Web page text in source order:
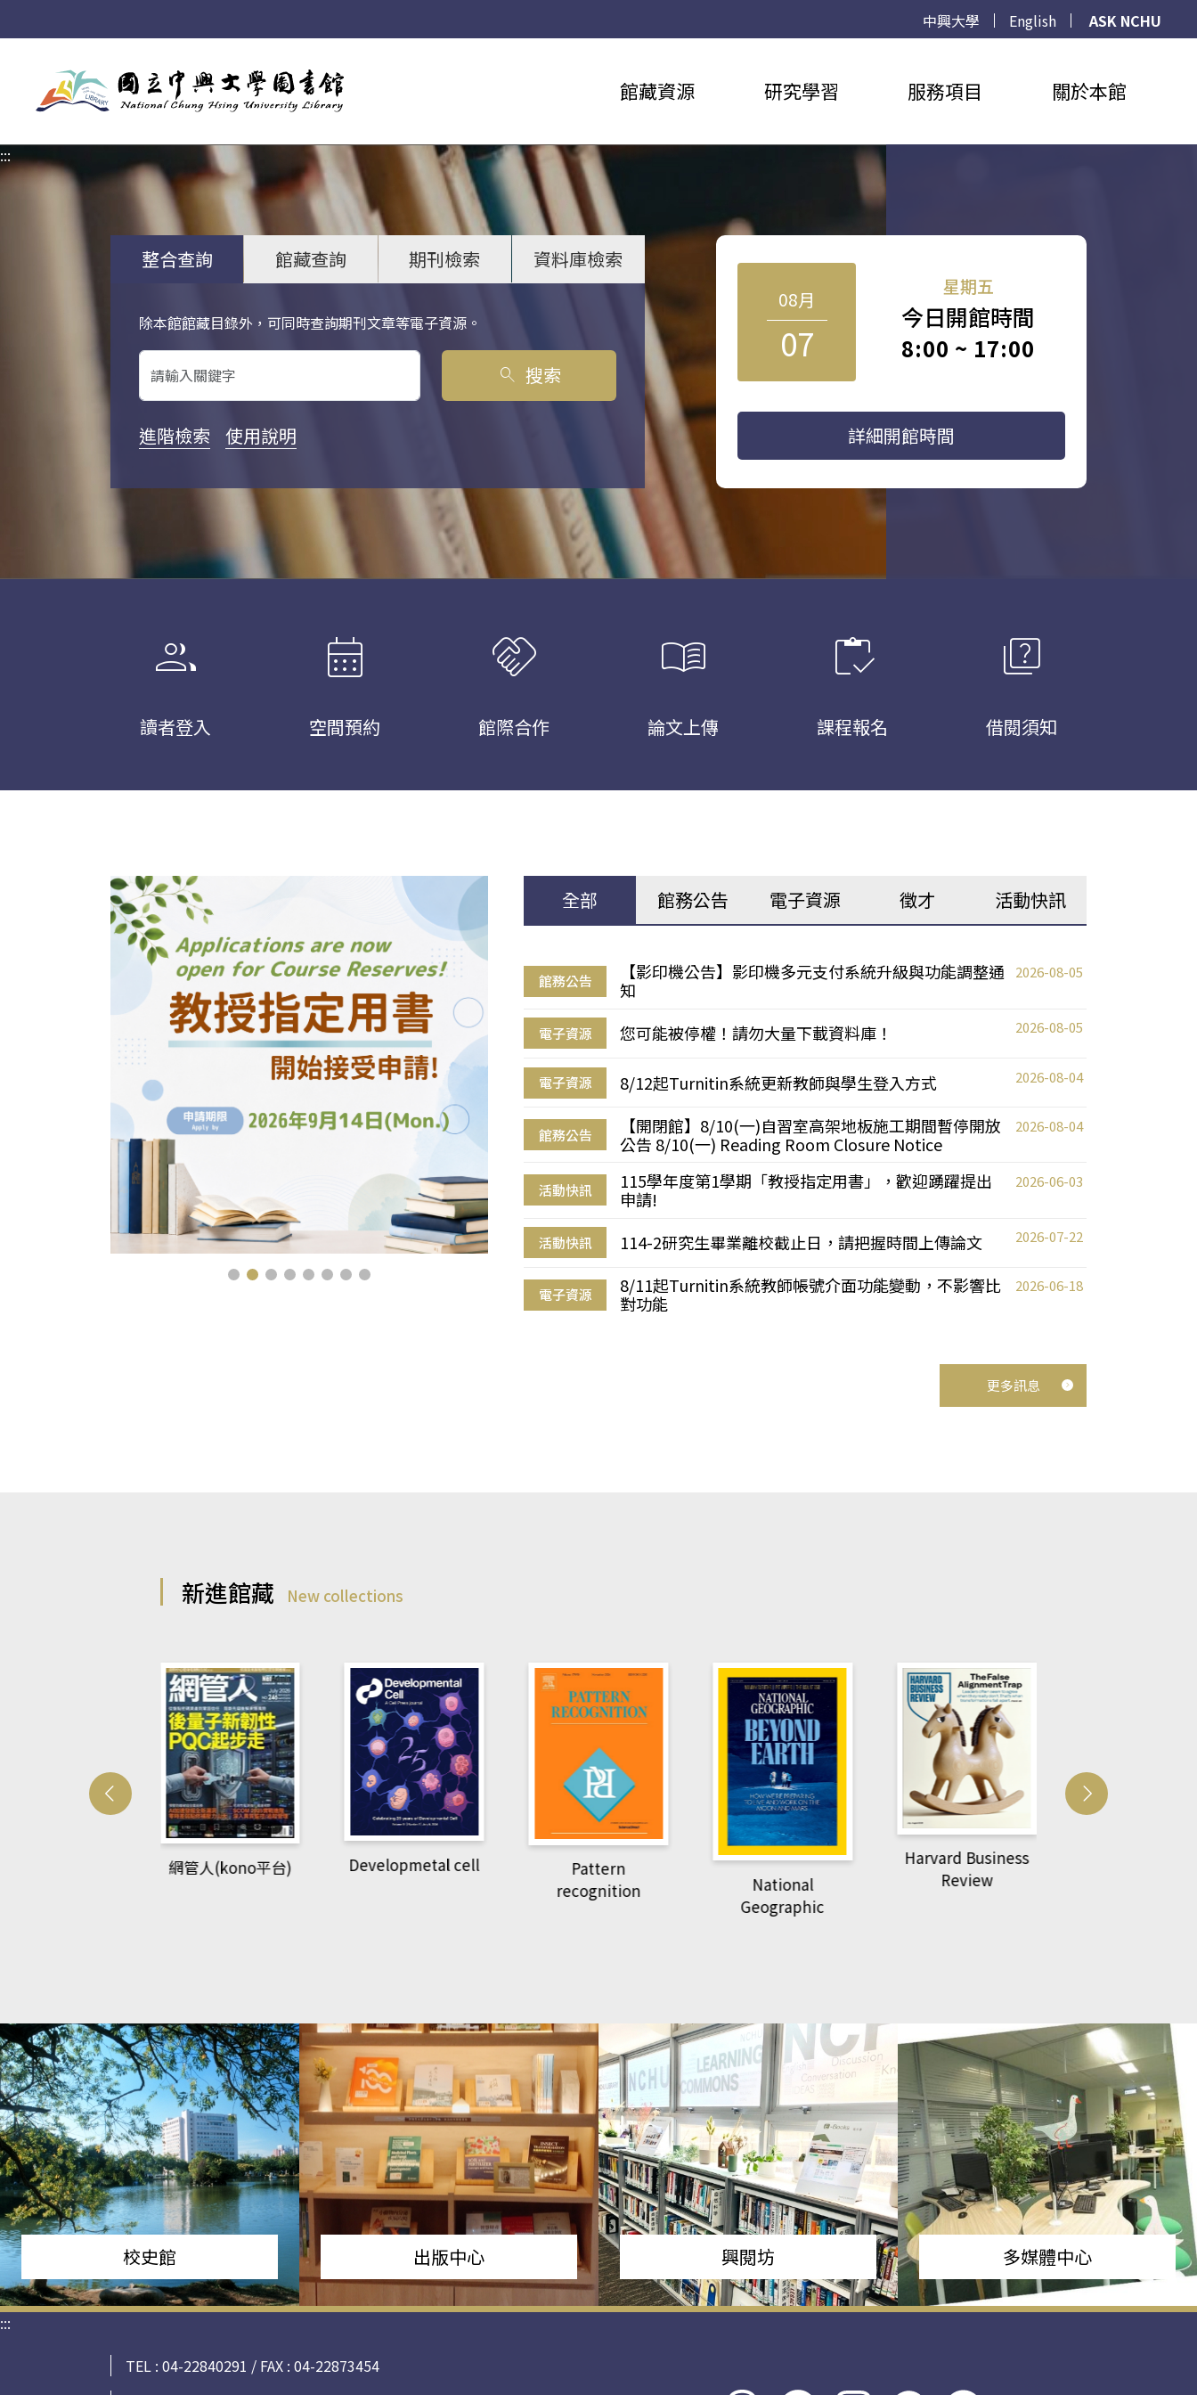
中興大學 English
ASK NCHU
館藏資源 研究學習 服務項目 關於本館
:::
整合查詢 館藏查詢 期刊檢索 資料庫檢索
除本館館藏目錄外，可同時查詢期刊文章等電子資源。
關鍵字搜尋
search 搜索
進階檢索 使用說明
08月
07
星期五
今日開館時間
8:00 ~ 17:00
詳細開館時間
group
讀者登入
calendar_month
空間預約
handshake
館際合作
menu_book
論文上傳
inventory
課程報名
quiz
借閱須知
全部 館務公告 電子資源 徵才 活動快訊
館務公告
【影印機公告】影印機多元支付系統升級與功能調整通
知
2026-08-05
電子資源 您可能被停權！請勿大量下載資料庫！ 2026-08-05
電子資源 8/12起Turnitin系統更新教師與學生登入方式 2026-08-04
館務公告
【開閉館】8/10(一)自習室高架地板施工期間暫停開放
公告 8/10(一) Reading Room Closure Notice
2026-08-04
活動快訊
115學年度第1學期「教授指定用書」，歡迎踴躍提出
申請!
2026-06-03
活動快訊 114-2研究生畢業離校截止日，請把握時間上傳論文 2026-07-22
電子資源
8/11起Turnitin系統教師帳號介面功能變動，不影響比
對功能
2026-06-18
更多訊息
新進館藏 New collections
網管人(kono平台) Developmetal cell
Pattern
recognition
National
Geographic
Harvard Business
Review
校史館 出版中心 興閱坊 多媒體中心
:::
TEL : 04-22840291 / FAX : 04-22873454